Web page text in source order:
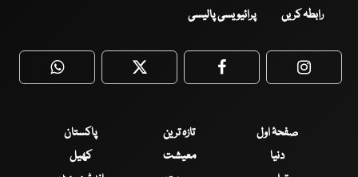
رابطہ کریں پرائیویسی پالیسی
WhatsApp Twitter Facebook
صفحۂ اول تازہ ترین
پاکستان
دنیا
معیشت
کھیل